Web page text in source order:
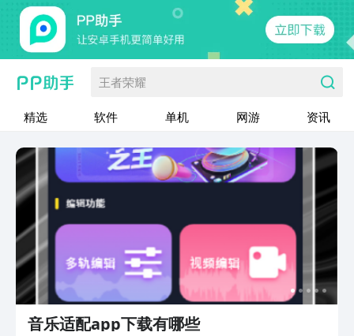
王者荣耀
精选 软件 单机 网游 资讯
音乐适配app下载有哪些